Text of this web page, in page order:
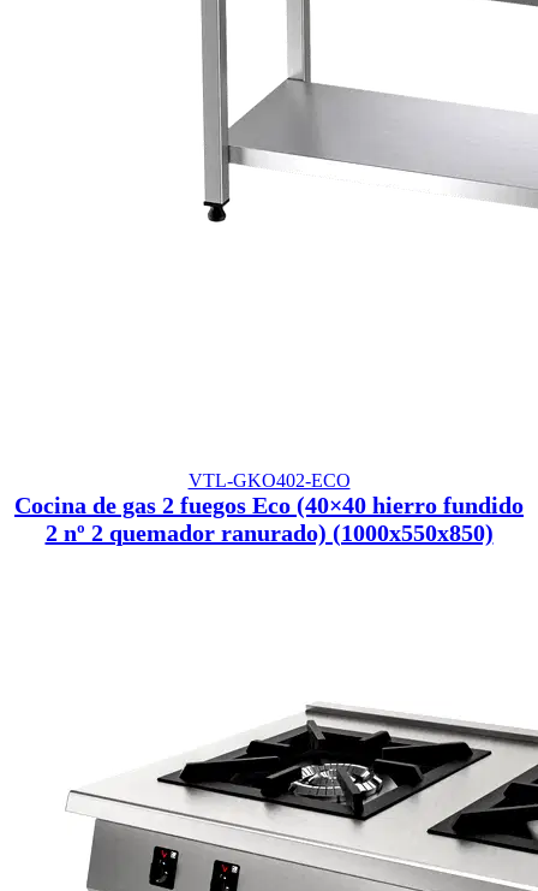
VTL-GKO402-ECO
Cocina de gas 2 fuegos Eco (40×40 hierro fundido
2 nº 2 quemador ranurado) (1000x550x850)